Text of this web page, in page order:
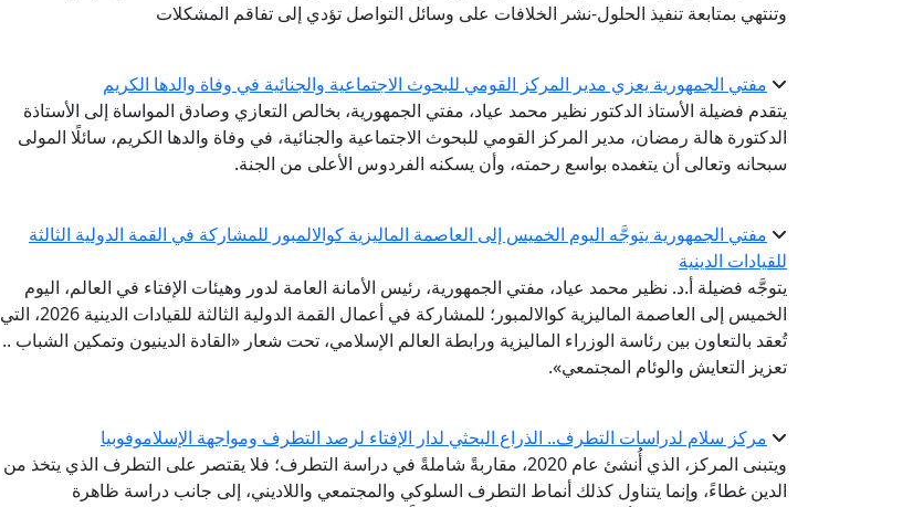
وتنتهي بمتابعة تنفيذ الحلول-نشر الخلافات على وسائل التواصل تؤدي إلى تفاقم المشكلات
مفتي الجمهورية يعزي مدير المركز القومي للبحوث الاجتماعية والجنائية في وفاة والدها الكريم
يتقدم فضيلة الأستاذ الدكتور نظير محمد عياد، مفتي الجمهورية، بخالص التعازي وصادق المواساة إلى الأستاذة
الدكتورة هالة رمضان، مدير المركز القومي للبحوث الاجتماعية والجنائية، في وفاة والدها الكريم، سائلًا المولى
سبحانه وتعالى أن يتغمده بواسع رحمته، وأن يسكنه الفردوس الأعلى من الجنة.
مفتي الجمهورية يتوجَّه اليوم الخميس إلى العاصمة الماليزية كوالالمبور للمشاركة في القمة الدولية الثالثة
للقيادات الدينية
يتوجَّه فضيلة أ.د. نظير محمد عياد، مفتي الجمهورية، رئيس الأمانة العامة لدور وهيئات الإفتاء في العالم، اليوم
الخميس إلى العاصمة الماليزية كوالالمبور؛ للمشاركة في أعمال القمة الدولية الثالثة للقيادات الدينية 2026، التي
تُعقد بالتعاون بين رئاسة الوزراء الماليزية ورابطة العالم الإسلامي، تحت شعار «القادة الدينيون وتمكين الشباب ..
تعزيز التعايش والوئام المجتمعي».
مركز سلام لدراسات التطرف.. الذراع البحثي لدار الإفتاء لرصد التطرف ومواجهة الإسلاموفوبيا
ويتبنى المركز، الذي أُنشئ عام 2020، مقاربةً شاملةً في دراسة التطرف؛ فلا يقتصر على التطرف الذي يتخذ من
الدين غطاءً، وإنما يتناول كذلك أنماط التطرف السلوكي والمجتمعي واللاديني، إلى جانب دراسة ظاهرة